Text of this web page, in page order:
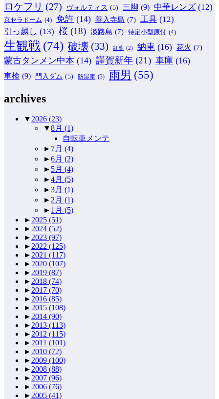
ロケフリ (27) ヴォルティス (5) 三脚 (9) 中華レンズ (12)
京セラドーム (4) 免許 (14) 善入寺島 (7) 工具 (12)
引っ越し (13) 桜 (18) 淡路島 (7) 特定小型原付 (4)
生観戦 (74) 破壊 (33) 紅葉 (2) 納車 (16) 花火 (7)
蒙古タンメン中本 (14) 謹賀新年 (21) 車庫 (16)
車検 (9) 門入ダム (5) 防湿庫 (3) 雨男 (55)
archives
▼2026 (23)
▼8月 (1)
自転車メンテ
► 7月 (4)
►6月 (2)
► 5月 (4)
►4月 (5)
►3月 (1)
►2月 (1)
► 1月 (5)
►2025 (51)
►2024 (52)
►2023 (97)
►2022 (125)
►2021 (117)
►2020 (107)
►2019 (87)
►2018 (74)
►2017 (70)
►2016 (85)
►2015 (108)
►2014 (90)
►2013 (113)
►2012 (115)
►2011 (101)
►2010 (72)
►2009 (100)
►2008 (88)
►2007 (96)
►2006 (76)
►2005 (41)